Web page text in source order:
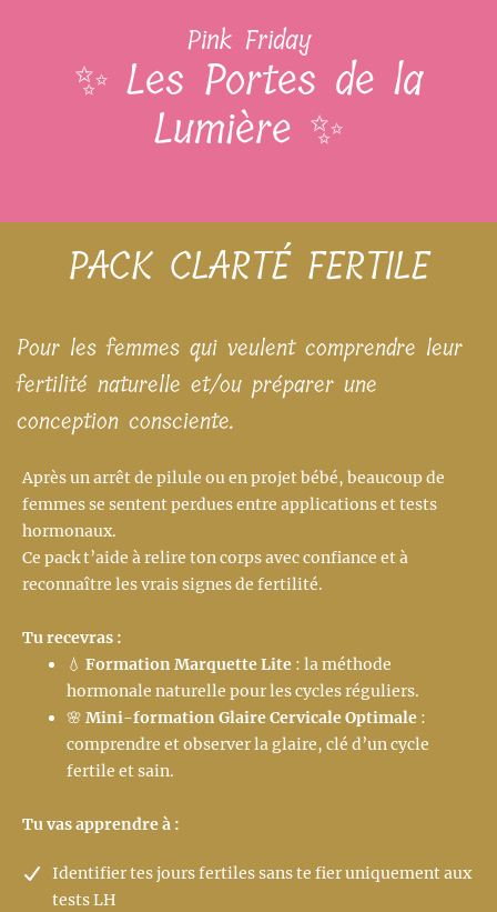
Pink Friday
✨ Les Portes de la
Lumière ✨
PACK CLARTÉ FERTILE
Pour les femmes qui veulent comprendre leur
fertilité naturelle et/ou préparer une
conception consciente.
Après un arrêt de pilule ou en projet bébé, beaucoup de
femmes se sentent perdues entre applications et tests
hormonaux.
Ce pack t’aide à relire ton corps avec confiance et à
reconnaître les vrais signes de fertilité.
Tu recevras :
💧 Formation Marquette Lite : la méthode
hormonale naturelle pour les cycles réguliers.
🌸 Mini-formation Glaire Cervicale Optimale :
comprendre et observer la glaire, clé d’un cycle
fertile et sain.
Tu vas apprendre à :
Identifier tes jours fertiles sans te fier uniquement aux
tests LH